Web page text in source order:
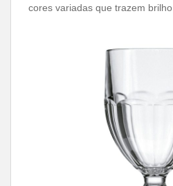
cores variadas que trazem